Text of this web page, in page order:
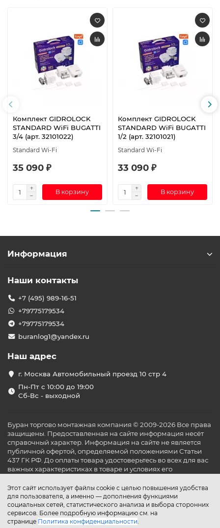
Комплект GIDROLOCK
STANDARD WiFi BUGATTI
3/4 (арт. 32101022)
Standard Wi-Fi
35 090 ₽
В корзину
Комплект GIDROLOCK
STANDARD WiFi BUGATTI
1/2 (арт. 32101021)
Standard Wi-Fi
33 090 ₽
В корзину
Этот сайт использует файлы cookie с целью повышения удобства
для пользователя, а именно — дополнения функциями
социальных сетей, статистического анализа и выбора сторонних
сервисов. Более подробную информацию см. на
странице Политика конфиденциальности.
Информация
Наши контакты
+7 (495) 989-16-51
+79775179534
+79775179534
buranlog1@yandex.ru
Наш адрес
г. Москва Автомобильный проезд 10 стр 4
Пн-Пт с 10:00 до 19:00
Сб-Вс - выходной
Буран торгово монтажная компания © 2009-2026 Все права
защищены. Предоставленная на сайте информация несёт
справочный характер. Информация на сайте не является
публичной офертой, определяемой положениями Статьи
437 ГК РФ. До оплаты товара удостоверьтесь во всех для вас
важных характеристиках в товаре и условиях его